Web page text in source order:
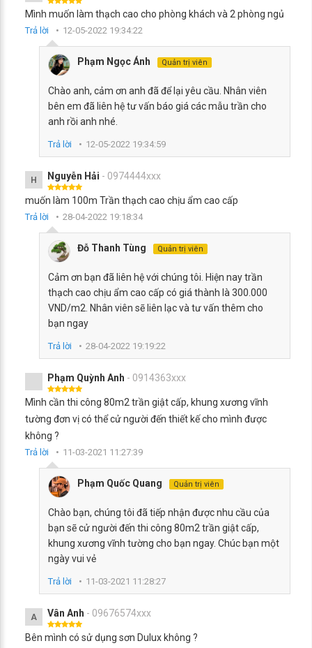
Mình muốn làm thạch cao cho phòng khách và 2 phòng ngủ
Trả lời 12-05-2022 19:34:22
Phạm Ngọc Ánh Quản trị viên
Chào anh, cảm ơn anh đã để lại yêu cầu. Nhân viên
bên em đã liên hệ tư vấn báo giá các mẫu trần cho
anh rồi anh nhé.
Trả lời 12-05-2022 19:34:59
H Nguyễn Hải - 0974444xxx
muốn làm 100m Trần thạch cao chịu ẩm cao cấp
Trả lời 28-04-2022 19:18:34
Đỗ Thanh Tùng Quản trị viên
Cảm ơn bạn đã liên hệ với chúng tôi. Hiện nay trần
thạch cao chịu ẩm cao cấp có giá thành là 300.000
VND/m2. Nhân viên sẽ liên lạc và tư vấn thêm cho
bạn ngay
Trả lời 28-04-2022 19:19:22
Phạm Quỳnh Anh - 0914363xxx
Mình cần thi công 80m2 trần giật cấp, khung xương vĩnh
tường đơn vị có thể cử người đến thiết kế cho mình được
không ?
Trả lời 11-03-2021 11:27:39
Phạm Quốc Quang Quản trị viên
Chào bạn, chúng tôi đã tiếp nhận được nhu cầu của
bạn sẽ cử người đến thi công 80m2 trần giật cấp,
khung xương vĩnh tường cho bạn ngay. Chúc bạn một
ngày vui vẻ
Trả lời 11-03-2021 11:28:27
A Vân Anh - 09676574xxx
Bên mình có sử dụng sơn Dulux không ?